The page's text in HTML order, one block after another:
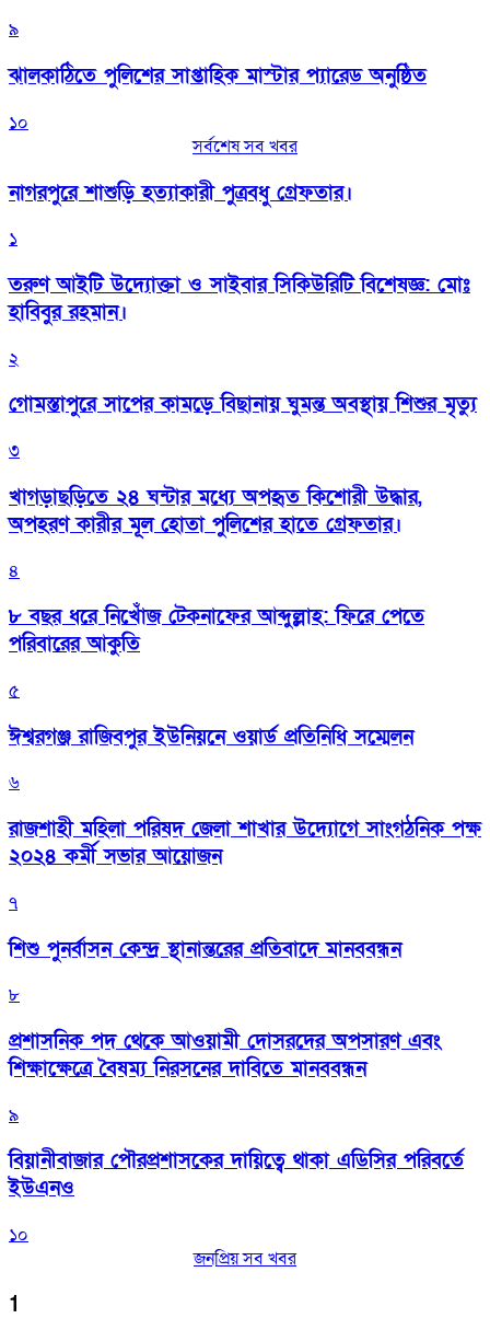
৯
‎ঝালকাঠিতে পুলিশের সাপ্তাহিক মাস্টার প্যারেড অনুষ্ঠিত
১০
সর্বশেষ সব খবর
নাগরপুরে শাশুড়ি হত্যাকারী পুত্রবধু গ্রেফতার।
১
তরুণ আইটি উদ্যোক্তা ও সাইবার সিকিউরিটি বিশেষজ্ঞ: মোঃ
হাবিবুর রহমান।
২
গোমস্তাপুরে সাপের কামড়ে বিছানায় ঘুমন্ত অবস্থায় শিশুর মৃত্যু
৩
খাগড়াছড়িতে ২৪ ঘন্টার মধ্যে অপহৃত কিশোরী উদ্ধার,
অপহরণ কারীর মূল হোতা পুলিশের হাতে গ্রেফতার।
৪
৮ বছর ধরে নিখোঁজ টেকনাফের আব্দুল্লাহ: ফিরে পেতে
পরিবারের আকুতি
৫
ঈশ্বরগঞ্জ রাজিবপুর ইউনিয়নে ওয়ার্ড প্রতিনিধি সম্মেলন
৬
রাজশাহী মহিলা পরিষদ জেলা শাখার উদ্যোগে সাংগঠনিক পক্ষ
২০২৪ কর্মী সভার আয়োজন
৭
শিশু পুনর্বাসন কেন্দ্র স্থানান্তরের প্রতিবাদে মানববন্ধন
৮
প্রশাসনিক পদ থেকে আওয়ামী দোসরদের অপসারণ এবং
শিক্ষাক্ষেত্রে বৈষম্য নিরসনের দাবিতে মানববন্ধন
৯
বিয়ানীবাজার পৌরপ্রশাসকের দায়িত্বে থাকা এডিসির পরিবর্তে
ইউএনও
১০
জনপ্রিয় সব খবর
1